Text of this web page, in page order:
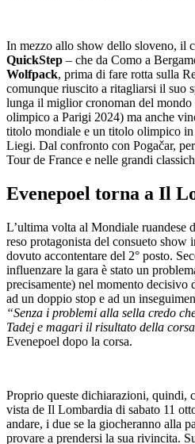
In mezzo allo show dello sloveno, il
QuickStep – che da Como a
Wolfpack, prima di fare rotta sulla
comunque riuscito a ritagliarsi il suo
lunga il miglior cronoman del
olimpico a Parigi 2024) ma anche
titolo mondiale e un titolo olimpico
Liegi. Dal confronto con Pogačar,
Tour de France e nelle grandi
Evenepoel torna a Il
L’ultima volta al Mondiale ruandese
reso protagonista del consueto show
dovuto accontentare del 2° posto.
influenzare la gara è stato un
precisamente) nel momento decisivo
ad un doppio stop e ad un
“Senza i problemi alla sella credo
Tadej e magari il risultato della
Evenepoel dopo la corsa.
Proprio queste dichiarazioni, quindi,
vista de Il Lombardia di sabato 11
andare, i due se la giocheranno alla
provare a prendersi la sua rivincita.